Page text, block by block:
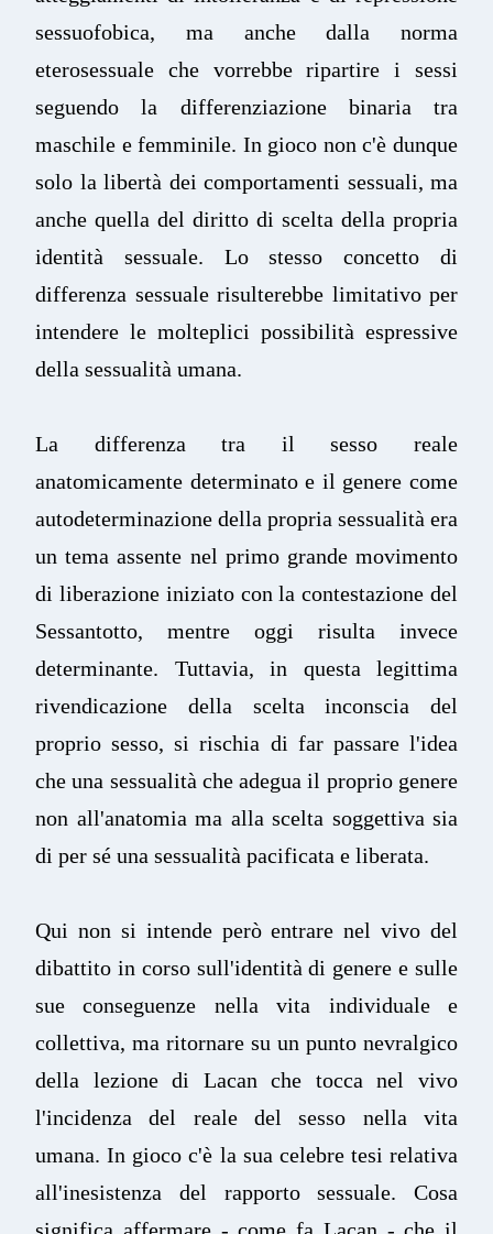
sessuofobica, ma anche dalla norma
eterosessuale che vorrebbe ripartire i sessi
seguendo la differenziazione binaria tra
maschile e femminile. In gioco non c'è dunque
solo la libertà dei comportamenti sessuali, ma
anche quella del diritto di scelta della propria
identità sessuale. Lo stesso concetto di
differenza sessuale risulterebbe limitativo per
intendere le molteplici possibilità espressive
della sessualità umana.
La differenza tra il sesso reale
anatomicamente determinato e il genere come
autodeterminazione della propria sessualità era
un tema assente nel primo grande movimento
di liberazione iniziato con la contestazione del
Sessantotto, mentre oggi risulta invece
determinante. Tuttavia, in questa legittima
rivendicazione della scelta inconscia del
proprio sesso, si rischia di far passare l'idea
che una sessualità che adegua il proprio genere
non all'anatomia ma alla scelta soggettiva sia
di per sé una sessualità pacificata e liberata.
Qui non si intende però entrare nel vivo del
dibattito in corso sull'identità di genere e sulle
sue conseguenze nella vita individuale e
collettiva, ma ritornare su un punto nevralgico
della lezione di Lacan che tocca nel vivo
l'incidenza del reale del sesso nella vita
umana. In gioco c'è la sua celebre tesi relativa
all'inesistenza del rapporto sessuale. Cosa